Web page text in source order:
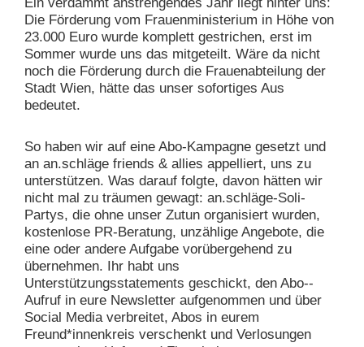
Die Förderung vom Frauenministerium in Höhe von
23.000 Euro wurde komplett gestrichen, erst im
Sommer wurde uns das mitgeteilt. Wäre da nicht
noch die Förderung durch die Frauenabteilung der
Stadt Wien, hätte das unser sofortiges Aus
bedeutet.
So haben wir auf eine Abo-­Kampagne gesetzt und
an an.schläge friends & ­allies appelliert, uns zu
unterstützen. Was darauf folgte, davon hätten wir
nicht mal zu träumen gewagt: an.schläge-Soli­
Partys, die ohne unser Zutun organisiert wurden,
kostenlose PR-­Beratung, unzählige Angebote, die
eine oder andere Aufgabe vorübergehend zu
übernehmen. Ihr habt uns
Unterstützungsstatements geschickt, den Abo-­
Aufruf in eure Newsletter aufgenommen und über
Social Media verbreitet, Abos in eurem
Freund*innenkreis verschenkt und Verlosungen